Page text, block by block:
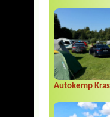
Autokemp